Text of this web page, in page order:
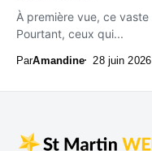
À première vue, ce vaste
Pourtant, ceux qui...
ParAmandine 28 juin 2026